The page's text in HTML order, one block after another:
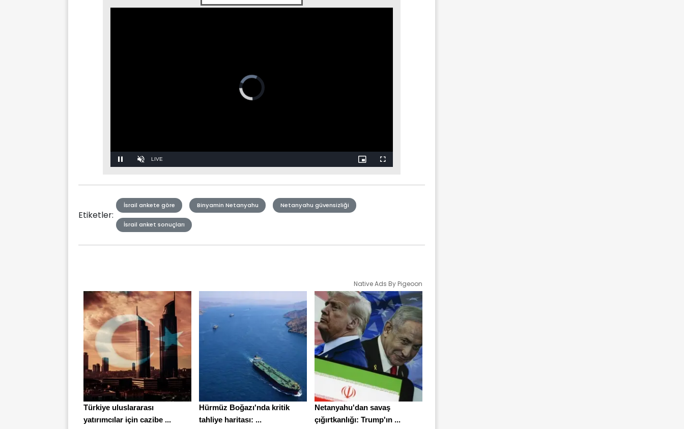
Unmute Stream
Etiketler:
İsrail ankete göre Binyamin Netanyahu Netanyahu güvensizliği
İsrail anket sonuçları
Native Ads By Pigeoon
Türkiye uluslararası
yatırımcılar için cazibe ...
Hürmüz Boğazı'nda kritik
tahliye haritası: ...
Netanyahu'dan savaş
çığırtkanlığı: Trump'ın ...